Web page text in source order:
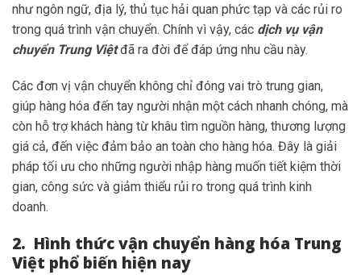
như ngôn ngữ, địa lý, thủ tục hải quan phức tạp và các rủi ro
trong quá trình vận chuyển. Chính vì vậy, các dịch vụ vận
chuyển Trung Việtđã ra đời để đáp ứng nhu cầu này.
Các đơn vị vận chuyển không chỉ đóng vai trò trung gian,
giúp hàng hóa đến tay người nhận một cách nhanh chóng, mà
còn hỗ trợ khách hàng từ khâu tìm nguồn hàng, thương lượng
giá cả, đến việc đảm bảo an toàn cho hàng hóa. Đây là giải
pháp tối ưu cho những người nhập hàng muốn tiết kiệm thời
gian, công sức và giảm thiểu rủi ro trong quá trình kinh
doanh.
2. Hình thức vận chuyển hàng hóa Trung
Việt phổ biến hiện nay